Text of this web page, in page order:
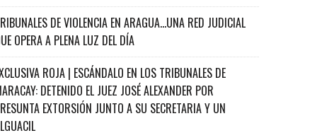
DE VIOLENCIA EN ARAGUA…UNA RED JUDICIAL
OPERA A PLENA LUZ DEL DÍA
ROJA | ESCÁNDALO EN LOS TRIBUNALES DE
DETENIDO EL JUEZ JOSÉ ALEXANDER POR
EXTORSIÓN JUNTO A SU SECRETARIA Y UN